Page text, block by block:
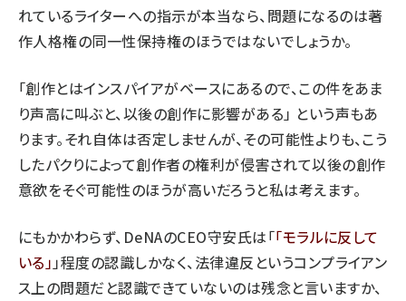
れているライターへの指示が本当なら、問題になるのは著
作人格権の同一性保持権のほうではないでしょうか。
「創作とはインスパイアがベースにあるので、この件をあま
り声高に叫ぶと、以後の創作に影響がある」 という声もあ
ります。それ自体は否定しませんが、その可能性よりも、こう
したパクりによって創作者の権利が侵害されて以後の創作
意欲をそぐ可能性のほうが高いだろうと私は考えます。
にもかかわらず、DeNAのCEO守安氏は「 モラルに反して
いる 」程度の認識しかなく、法律違反というコンプライアン
ス上の問題だと認識できていないのは残念と言いますか、